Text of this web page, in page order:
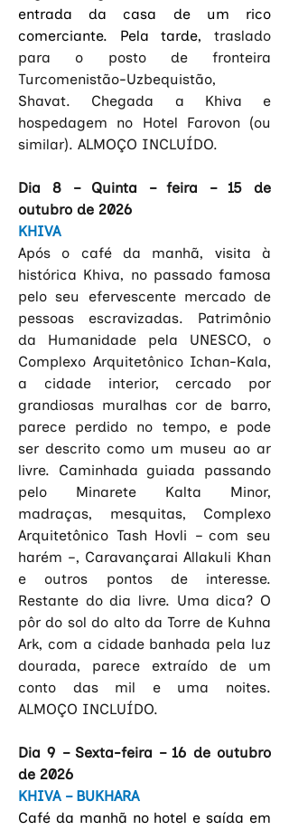
entrada da casa de um rico
comerciante. Pela tarde, traslado
para o posto de fronteira
Turcomenistão-Uzbequistão,
Shavat. Chegada a Khiva e
hospedagem no Hotel Farovon (ou
similar). ALMOÇO INCLUÍDO.
Dia 8 – Quinta – feira – 15 de
outubro de 2026
KHIVA
Após o café da manhã, visita à
histórica Khiva, no passado famosa
pelo seu efervescente mercado de
pessoas escravizadas. Patrimônio
da Humanidade pela UNESCO, o
Complexo Arquitetônico Ichan-Kala,
a cidade interior, cercado por
grandiosas muralhas cor de barro,
parece perdido no tempo, e pode
ser descrito como um museu ao ar
livre. Caminhada guiada passando
pelo Minarete Kalta Minor,
madraças, mesquitas, Complexo
Arquitetônico Tash Hovli – com seu
harém –, Caravançarai Allakuli Khan
e outros pontos de interesse.
Restante do dia livre. Uma dica? O
pôr do sol do alto da Torre de Kuhna
Ark, com a cidade banhada pela luz
dourada, parece extraído de um
conto das mil e uma noites.
ALMOÇO INCLUÍDO.
Dia 9 – Sexta-feira – 16 de outubro
de 2026
KHIVA – BUKHARA
Café da manhã no hotel e saída em